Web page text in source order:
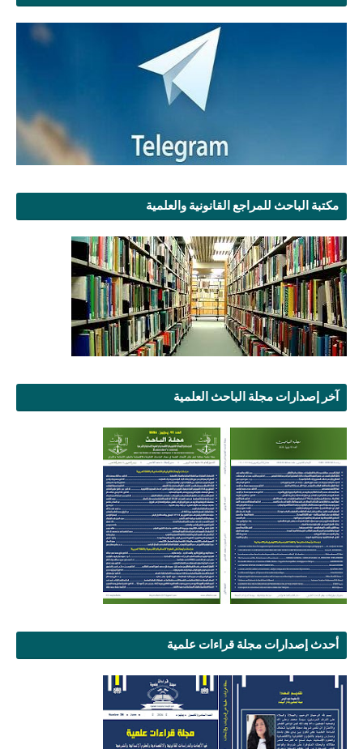
مكتبة الباحث للمراجع القانونية والعلمية
آخر إصدارات مجلة الباحث العلمية
أحدث إصدارات مجلة قراءات علمية